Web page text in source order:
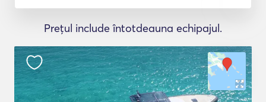
Prețul include întotdeauna echipajul.